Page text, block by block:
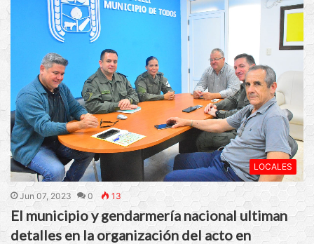
LOCALES
Jun 07, 2023 0 13
El municipio y gendarmería nacional ultiman
detalles en la organización del acto en